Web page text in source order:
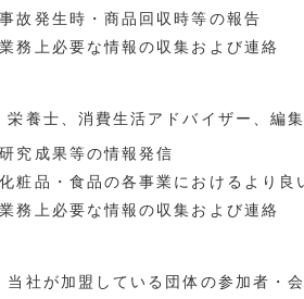
故発生時・商品回収時等の報告
務上必要な情報の収集および連絡
栄養士、消費生活アドバイザー、編
究成果等の情報発信
粧品・食品の各事業におけるより良
務上必要な情報の収集および連絡
当社が加盟している団体の参加者・